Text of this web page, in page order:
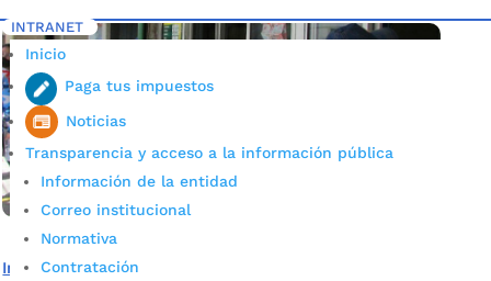
INTRANET
Inicio
Paga tus impuestos
Noticias
Transparencia y acceso a la información pública
Información de la entidad
Correo institucional
Normativa
Contratación
Inicio 5 Etiqueta: cobro ingreso solidario BUcaramanga
Ingreso Solidario: Inició la segunda fase de pagos